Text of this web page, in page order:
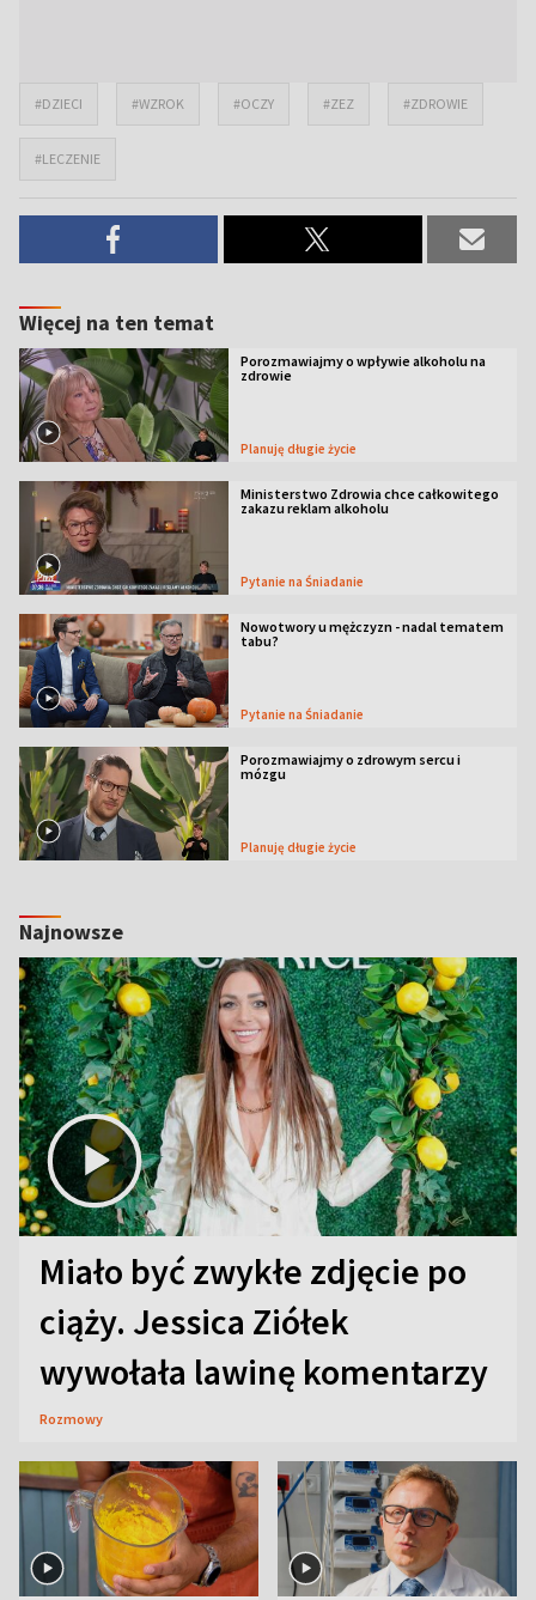
#DZIECI #WZROK #OCZY #ZEZ #ZDROWIE
#LECZENIE
Więcej na ten temat
Porozmawiajmy o wpływie alkoholu na
zdrowie
Planuję długie życie
Ministerstwo Zdrowia chce całkowitego
zakazu reklam alkoholu
Pytanie na Śniadanie
Nowotwory u mężczyzn - nadal tematem
tabu?
Pytanie na Śniadanie
Porozmawiajmy o zdrowym sercu i
mózgu
Planuję długie życie
Najnowsze
Miało być zwykłe zdjęcie po
ciąży. Jessica Ziółek
wywołała lawinę komentarzy
Rozmowy